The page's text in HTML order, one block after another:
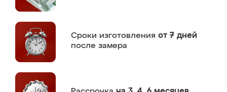
Сроки изготовления от 7 дней
после замера